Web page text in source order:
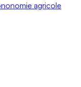
agricole